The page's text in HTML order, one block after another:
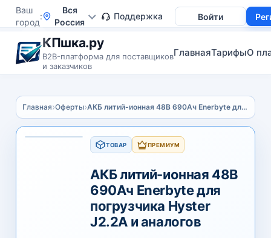
Ваш
город
Вся
Россия
Войти
Поддержка
КПшка.ру
B2B-платформа для поставщиков
и заказчиков
ГлавнаяТарифыО
Главная›Оферты› АКБ литий-ионная 48В 690Ач Enerbyte для погрузчика Hyster J2.2A и аналогов
ТОВАР ПРЕМИУМ
АКБ литий-ионная 48В
690Ач Enerbyte для
погрузчика Hyster
J2.2A и аналогов